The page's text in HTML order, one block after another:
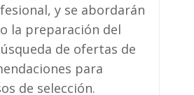
y se abordarán
la preparación del
de ofertas de
para
de selección.